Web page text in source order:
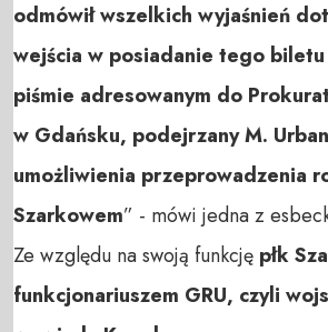
odmówił wszelkich wyjaśnień
wejścia w posiadanie tego
piśmie adresowanym do
w Gdańsku, podejrzany M.
umożliwienia przeprowadzenia
Szarkowem” - mówi jedna z
Ze względu na swoją funkcję płk
funkcjonariuszem GRU, czyli